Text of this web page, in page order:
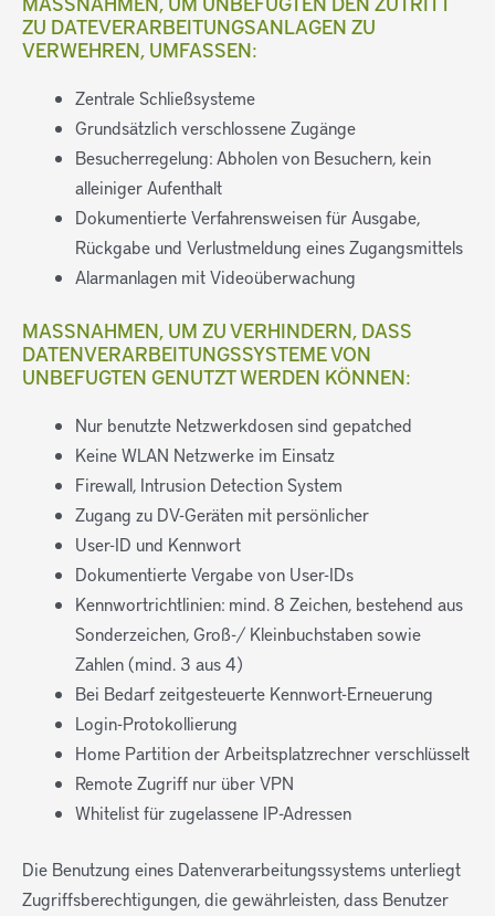
U DATEVERARBEITUNGSANLAGEN ZU V
ERWEHREN, UMFASSEN:
Zentrale Schließsysteme
Grundsätzlich verschlossene Zugänge
Besucherregelung: Abholen von Besuchern, kein
alleiniger Aufenthalt
Dokumentierte Verfahrensweisen für Ausgabe,
Rückgabe und Verlustmeldung eines Zugangsmittels
Alarmanlagen mit Videoüberwachung
MASSNAHMEN, UM ZU VERHINDERN, DASS D
ATENVERARBEITUNGSSYSTEME VON U
NBEFUGTEN GENUTZT WERDEN KÖNNEN:
Nur benutzte Netzwerkdosen sind gepatched
Keine WLAN Netzwerke im Einsatz
Firewall, Intrusion Detection System
Zugang zu DV-Geräten mit persönlicher
User-ID und Kennwort
Dokumentierte Vergabe von User-IDs
Kennwortrichtlinien: mind. 8 Zeichen, bestehend aus
Sonderzeichen, Groß-/ Kleinbuchstaben sowie
Zahlen (mind. 3 aus 4)
Bei Bedarf zeitgesteuerte Kennwort-Erneuerung
Login-Protokollierung
Home Partition der Arbeitsplatzrechner verschlüsselt
Remote Zugriff nur über VPN
Whitelist für zugelassene IP-Adressen
Die Benutzung eines Datenverarbeitungssystems unterliegt
Zugriffsberechtigungen, die gewährleisten, dass Benutzer